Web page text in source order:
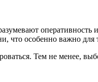
особенно важно для
Тем не менее,